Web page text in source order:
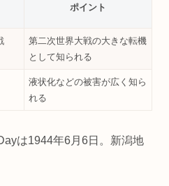
ポイント
第二次世界大戦の大きな転機
として知られる
液状化などの被害が広く知ら
れる
は1944年6月6日。新潟地